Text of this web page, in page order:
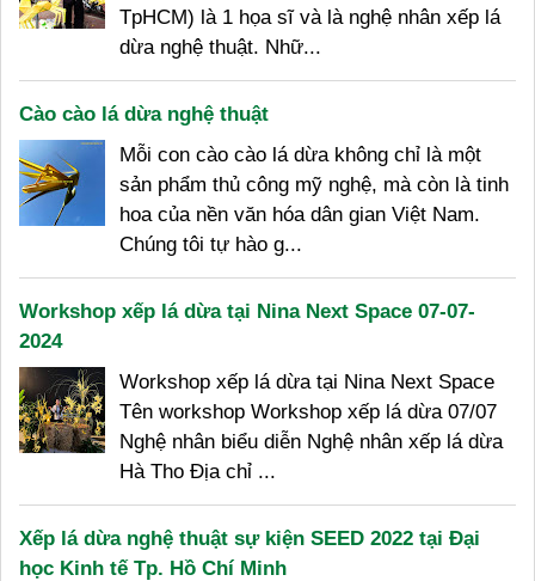
TpHCM) là 1 họa sĩ và là nghệ nhân xếp lá
dừa nghệ thuật. Nhữ...
Cào cào lá dừa nghệ thuật
Mỗi con cào cào lá dừa không chỉ là một
sản phẩm thủ công mỹ nghệ, mà còn là tinh
hoa của nền văn hóa dân gian Việt Nam.
Chúng tôi tự hào g...
Workshop xếp lá dừa tại Nina Next Space 07-07-
2024
Workshop xếp lá dừa tại Nina Next Space
Tên workshop Workshop xếp lá dừa 07/07
Nghệ nhân biểu diễn Nghệ nhân xếp lá dừa
Hà Tho Địa chỉ ...
Xếp lá dừa nghệ thuật sự kiện SEED 2022 tại Đại
học Kinh tế Tp. Hồ Chí Minh